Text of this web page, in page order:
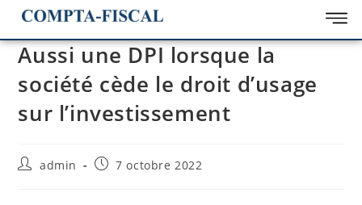
Aussi une DPI lorsque la
société cède le droit d’usage
sur l’investissement
admin 7 octobre 2022